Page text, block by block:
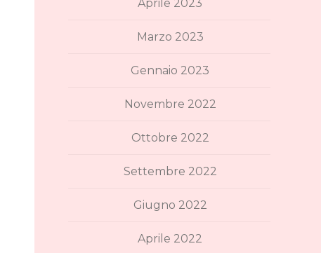
Aprile 2023
Marzo 2023
Gennaio 2023
Novembre 2022
Ottobre 2022
Settembre 2022
Giugno 2022
Aprile 2022